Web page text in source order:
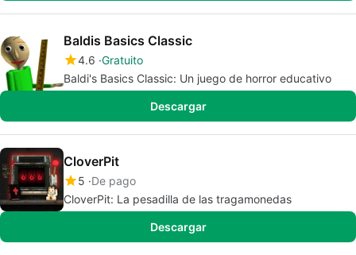
Baldis Basics Classic
4.6 Gratuito
Baldi's Basics Classic: Un juego de horror educativo
Descargar
CloverPit
5 De pago
CloverPit: La pesadilla de las tragamonedas
Descargar